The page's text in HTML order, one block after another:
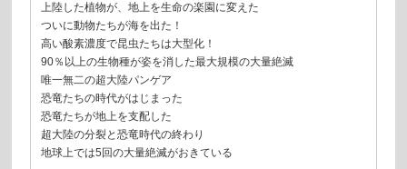
上陸した植物が、地上を生命の楽園に変えた
ついに動物たちが海を出た！
高い酸素濃度で昆虫たちは大型化！
90％以上の生物種が姿を消した最大規模の大量絶滅
唯一無二の超大陸パンゲア
恐竜たちの時代がはじまった
恐竜たちが地上を支配した
超大陸の分裂と恐竜時代の終わり
地球上では5回の大量絶滅がおきている